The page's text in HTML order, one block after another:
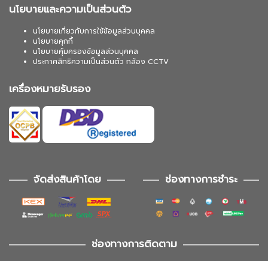
นโยบายและความเป็นส่วนตัว
นโยบายเกี่ยวกับการใช้ข้อมูลส่วนบุคคล
นโยบายคุกกี้
นโยบายคุ้มครองข้อมูลส่วนบุคคล
ประกาศสิทธิความเป็นส่วนตัว กล้อง CCTV
เครื่องหมายรับรอง
จัดส่งสินค้าโดย ช่องทางการชำระ
ช่องทางการติดตาม